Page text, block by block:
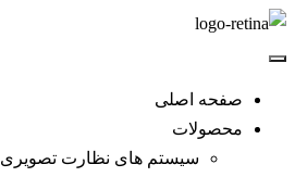
صفحه اصلی
محصولات
سیستم های نظارت تصویری